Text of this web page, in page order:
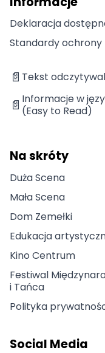
Deklaracja
Standardy ochrony
📄 Tekst
📄 Informacje w
(Easy to Read)
Na skróty
Duża Scena
Mała Scena
Dom Zemełki
Edukacja
Kino Centrum
Festiwal
i Tańca
Polityka
Social Media